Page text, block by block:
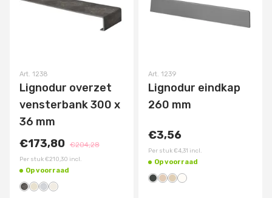
Art. 1238
Lignodur overzet
vensterbank 300 x
36 mm
€173,80 €204,28
Per stuk€210,30 incl.
Op voorraad
Art. 1239
Lignodur eindkap
260 mm
€3,56
Per stuk€4,31 incl.
Op voorraad